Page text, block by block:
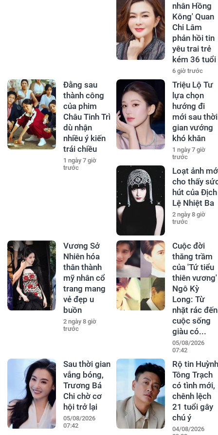
nhân Hồng
Kông' Quan
Chi Lâm
phản hồi tin
yêu trai trẻ
kém 36 tuổi
6 giờ trước
Đằng sau
thành công
của phim
Châu Tinh Trì
dù nhận
nhiều ý kiến
trái chiều
1 ngày 7 giờ
trước
Triệu Lộ Tư
lựa chọn
hướng đi
mới sau thời
gian vướng
khó khăn
1 ngày 7 giờ
trước
Loạt ảnh
cho thấy
hút của Địch
Lệ Nhiệt Ba
2 ngày 8 giờ
trước
Vương Sở
Nhiên hóa
thân thành
mỹ nhân cổ
trang mang
vẻ đẹp u
buồn
2 ngày 8 giờ
trước
Cuộc đời
thăng trầm
của 'Tứ tiểu
thiên vương'
Ngô Kỳ
Long: Từ
nhặt rác đến
cuộc sống
giàu có...
05/08/2026
07:42
Sau thời gian
vắng bóng,
Trương Bá
Chi chờ cơ
hội trở lại
05/08/2026
07:42
Rộ tin Huỳnh
Tông Trạch
có tình mới,
chênh lệch
21 tuổi gây
chú ý
04/08/2026